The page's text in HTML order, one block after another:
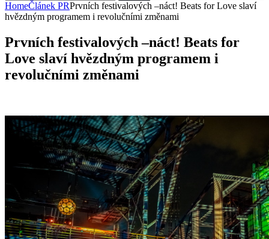
HomeČlánek PRPrvních festivalových –náct! Beats for Love slaví
hvězdným programem i revolučními změnami
Prvních festivalových –náct! Beats for
Love slaví hvězdným programem i
revolučními změnami